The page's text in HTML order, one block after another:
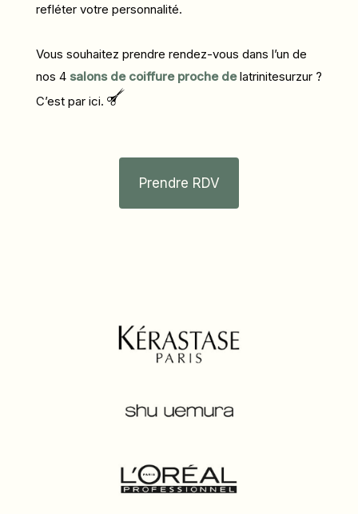
refléter votre personnalité.
Vous souhaitez prendre rendez-vous dans l’un de
nos 4salons de coiffure proche delatrinitesurzur ?
C’est par ici.
Prendre RDV